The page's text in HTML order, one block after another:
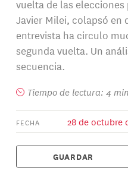
vuelta de las
Javier Milei, colapsó en
entrevista ha circulo
segunda vuelta. Un
secuencia.
Tiempo de lectura: 4 min
FECHA 28 de octubre
GUARDAR